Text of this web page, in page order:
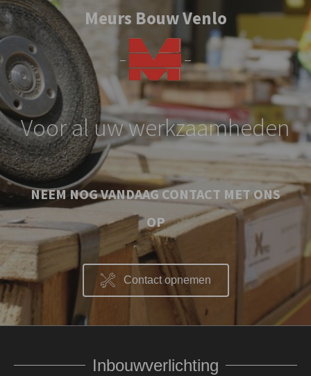
Meurs Bouw Venlo
Voor al uw werkzaamheden
NEEM NOG VANDAAG CONTACT MET ONS
OP
Contact opnemen
Inbouwverlichting